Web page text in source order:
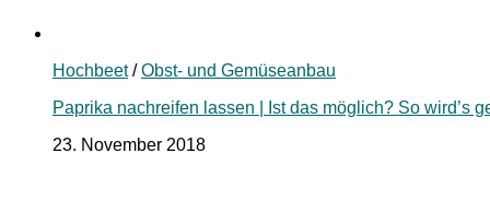
Hochbeet/Obst- und Gemüseanbau
Paprika nachreifen lassen | Ist das möglich? So wird’s
23. November 2018